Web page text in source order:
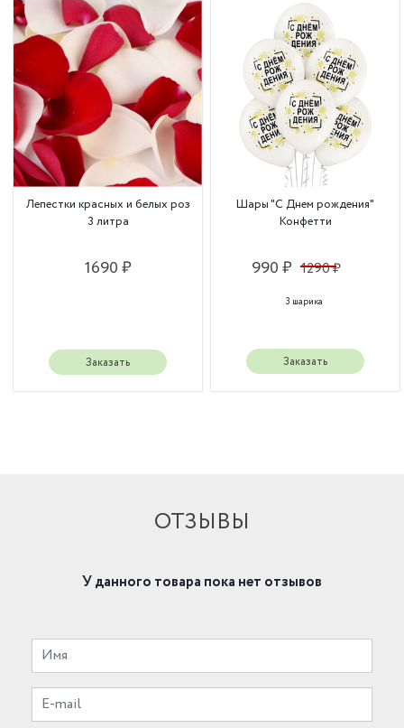
Лепестки красных и белых роз
3 литра
1690 ₽
Заказать
Шары "С Днем рождения"
Конфетти
990 ₽ 1290 ₽
3 шарика
Заказать
ОТЗЫВЫ
У данного товара пока нет отзывов